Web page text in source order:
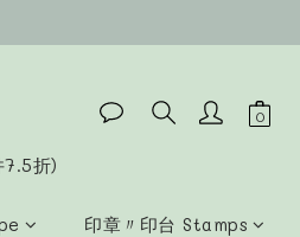
折)
印章〃印台 Stamps